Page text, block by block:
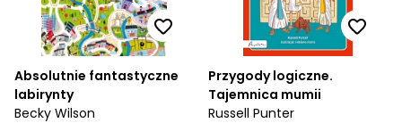
Absolutnie fantastyczne
labirynty
Becky Wilson
Przygody logiczne.
Tajemnica mumii
Russell Punter